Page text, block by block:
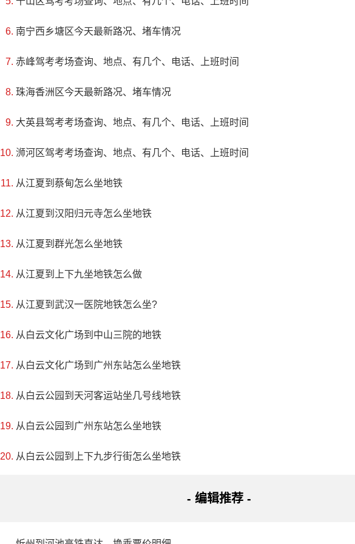
4、三清湖
地址：江西省上饶市玉山县双明镇玉紫线三清湖
三清湖位于国家重点风景名胜区三清山下，总面积54.8平方公里。这里以纯净
离320国道12公里、浙赣铁路玉山站16公里，交通便利。湖面面积9.9平方公里，景
振奋心情的好去处。与雄伟险峻的三清山相得益彰，三清湖吸引着众多游客前来欣赏
南宁西乡塘区今天最新路况、堵车情况
赤峰驾考考场查询、地点、有几个、电话、上班时间
珠海香洲区今天最新路况、堵车情况
大英县驾考考场查询、地点、有几个、电话、上班时间
浉河区驾考考场查询、地点、有几个、电话、上班时间
从江夏到蔡甸怎么坐地铁
从江夏到汉阳归元寺怎么坐地铁
从江夏到群光怎么坐地铁
从江夏到上下九坐地铁怎么做
从江夏到武汉一医院地铁怎么坐?
从白云文化广场到中山三院的地铁
从白云文化广场到广州东站怎么坐地铁
从白云公园到天河客运站坐几号线地铁
从白云公园到广州东站怎么坐地铁
从白云公园到上下九步行街怎么坐地铁
- 编辑推荐 -